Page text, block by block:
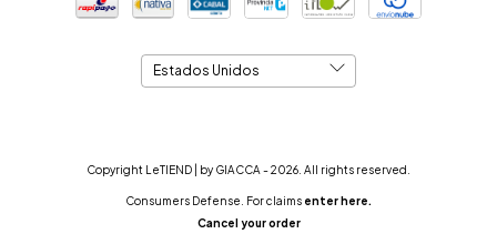
Copyright LeTIEND | by GIACCA - 2026. All rights reserved.
Consumers Defense. For claims enter here.
Cancel your order